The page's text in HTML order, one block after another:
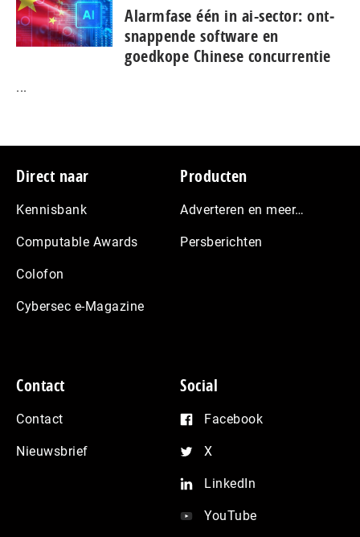
Alarmfase één in ai-sector: ont­
snap­pen­de software en
goedkope Chinese con­cur­ren­tie
...
Footer
Direct naar
Kennisbank
Computable Awards
Colofon
Cybersec e-Magazine
Producten
Adverteren en meer…
Persberichten
Contact
Contact
Nieuwsbrief
Social
Facebook
X
LinkedIn
YouTube